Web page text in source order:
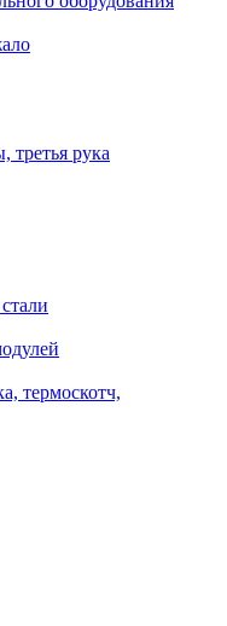
третья рука
термоскотч,